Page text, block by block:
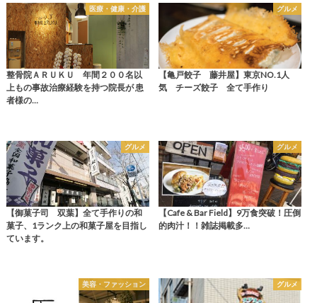
医療・健康・介護
整骨院ＡＲＵＫＵ 年間２００名以
上もの事故治療経験を持つ院長が 患
者様の…
グルメ
【亀戸餃子 藤井屋】東京NO.1人
気 チーズ餃子 全て手作り
グルメ
【御菓子司 双葉】全て手作りの和
菓子、1ランク上の和菓子屋を目指し
ています。
グルメ
【Cafe & Bar Field】9万食突破！圧倒
的肉汁！！雑誌掲載多…
美容・ファッション グルメ